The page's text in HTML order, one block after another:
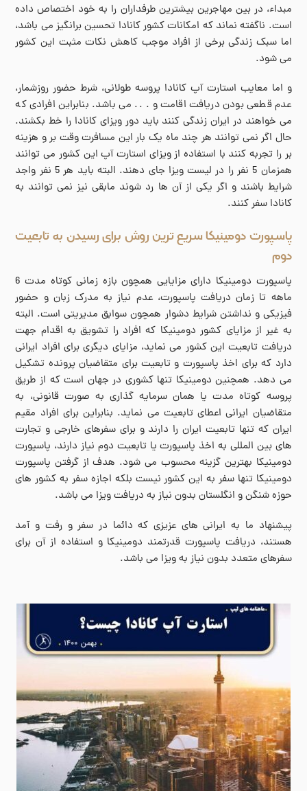
مبداء، در بین مهاجرین بیشترین طرفداران را به خود اختصاص داده
است. ناگفته نماند که امکانات کشور کانادا تحسین برانگیز می باشد،
اما سبک زندگی برخی از افراد موجب کاهش نکات مثبت این کشور
می شود.
و اما معایب استارت آپ کانادا پروسه طولانی، شرط حضور روزشمار،
عدم قطعی بودن دریافت اقامت و . .. می باشد. بنابراین افرادی که
می خواهند در ایران زندگی کنند باید دور ویزای کانادا را خط بکشند.
حال اگر نمی توانند هر چند ماه یک بار این مسافرت وقت بر و هزینه
بر را تجربه کنند با استفاده از ویزای استارت آپ این کشور می توانند
همزمان 5 نفر را در لیست ویزا جای دهند. البته باید هر 5 نفر واجد
شرایط باشند و اگر یکی از آن ها رد شوند مابقی نیز نمی توانند به
کانادا سفر کنند.
پاسپورت دومینیکا سریع ترین روش برای رسیدن به تابعیت
دوم
پاسپورت دومینیکا دارای مزایایی همچون بازه زمانی کوتاه مدت 6
ماهه تا زمان دریافت پاسپورت، عدم نیاز به مدرک زبان و حضور
فیزیکی و نداشتن شرایط دشوار همچون سوابق مدیریتی است. البته
به غیر از مزایای کشور دومینیکا که افراد را تشویق به اقدام جهت
دریافت تابعیت این کشور می نماید، مزایای دیگری برای افراد ایرانی
دارد که برای اخذ پاسپورت و تابعیت برای متقاضیان پرونده تشکیل
می دهد. همچنین دومینیکا تنها کشوری در جهان است که از طریق
پروسه کوتاه مدت یا همان سرمایه گذاری به صورت قانونی، به
متقاضیان ایرانی اعطای تابعیت می نماید. بنابراین برای افراد مقیم
ایران که تنها تابعیت ایران را دارند و برای سفرهای خارجی و تجارت
های بین المللی به اخذ پاسپورت یا تابعیت دوم نیاز دارند، پاسپورت
دومینیکا بهترین گزینه محسوب می شود. هدف از گرفتن پاسپورت
دومینیکا تنها سفر به این کشور نیست بلکه اجازه سفر به کشور های
حوزه شنگن و انگلستان بدون نیاز به دریافت ویزا می باشد.
پیشنهاد ما به ایرانی های عزیزی که دائما در سفر و رفت و آمد
هستند، دریافت پاسپورت قدرتمند دومینیکا و استفاده از آن برای
سفرهای متعدد بدون نیاز به ویزا می باشد.